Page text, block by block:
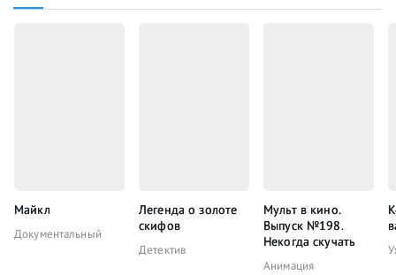
Майкл
Документальный
Легенда о золоте
скифов
Детектив
Мульт в кино.
Выпуск №198.
Некогда скучать
Анимация